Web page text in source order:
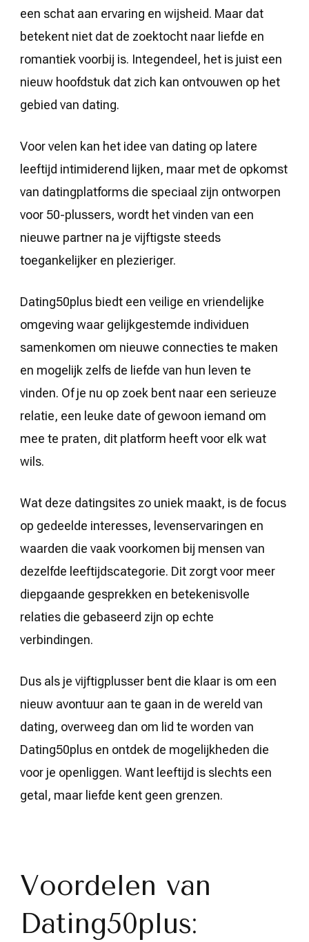
een schat aan ervaring en wijsheid. Maar dat
betekent niet dat de zoektocht naar liefde en
romantiek voorbij is. Integendeel, het is juist een
nieuw hoofdstuk dat zich kan ontvouwen op het
gebied van dating.
Voor velen kan het idee van dating op latere
leeftijd intimiderend lijken, maar met de opkomst
van datingplatforms die speciaal zijn ontworpen
voor 50-plussers, wordt het vinden van een
nieuwe partner na je vijftigste steeds
toegankelijker en plezieriger.
Dating50plus biedt een veilige en vriendelijke
omgeving waar gelijkgestemde individuen
samenkomen om nieuwe connecties te maken
en mogelijk zelfs de liefde van hun leven te
vinden. Of je nu op zoek bent naar een serieuze
relatie, een leuke date of gewoon iemand om
mee te praten, dit platform heeft voor elk wat
wils.
Wat deze datingsites zo uniek maakt, is de focus
op gedeelde interesses, levenservaringen en
waarden die vaak voorkomen bij mensen van
dezelfde leeftijdscategorie. Dit zorgt voor meer
diepgaande gesprekken en betekenisvolle
relaties die gebaseerd zijn op echte
verbindingen.
Dus als je vijftigplusser bent die klaar is om een
nieuw avontuur aan te gaan in de wereld van
dating, overweeg dan om lid te worden van
Dating50plus en ontdek de mogelijkheden die
voor je openliggen. Want leeftijd is slechts een
getal, maar liefde kent geen grenzen.
Voordelen van
Dating50plus: